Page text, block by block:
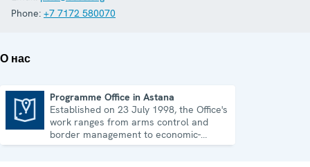
Phone: +7 7172 580070
О нас
Programme Office in Astana
Established on 23 July 1998, the Office's
work ranges from arms control and
border management to economic-
environmental issues and human rights.